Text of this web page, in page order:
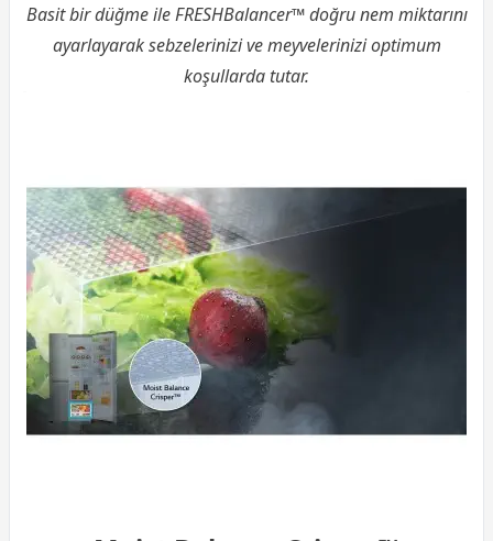
Basit bir düğme ile FRESHBalancer™ doğru nem miktarını
ayarlayarak sebzelerinizi ve meyvelerinizi optimum
koşullarda tutar.